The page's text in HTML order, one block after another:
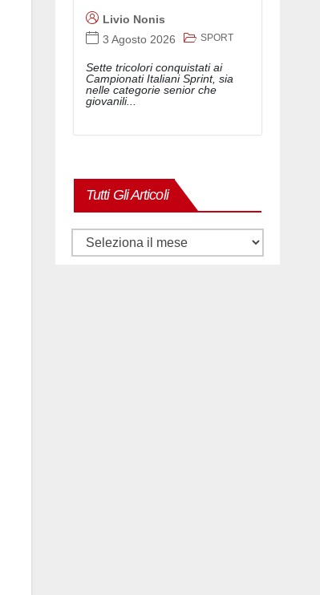
Livio Nonis
3 Agosto 2026
SPORT
Sette tricolori conquistati ai
Campionati Italiani Sprint, sia
nelle categorie senior che
giovanili...
Tutti Gli Articoli
Tutti